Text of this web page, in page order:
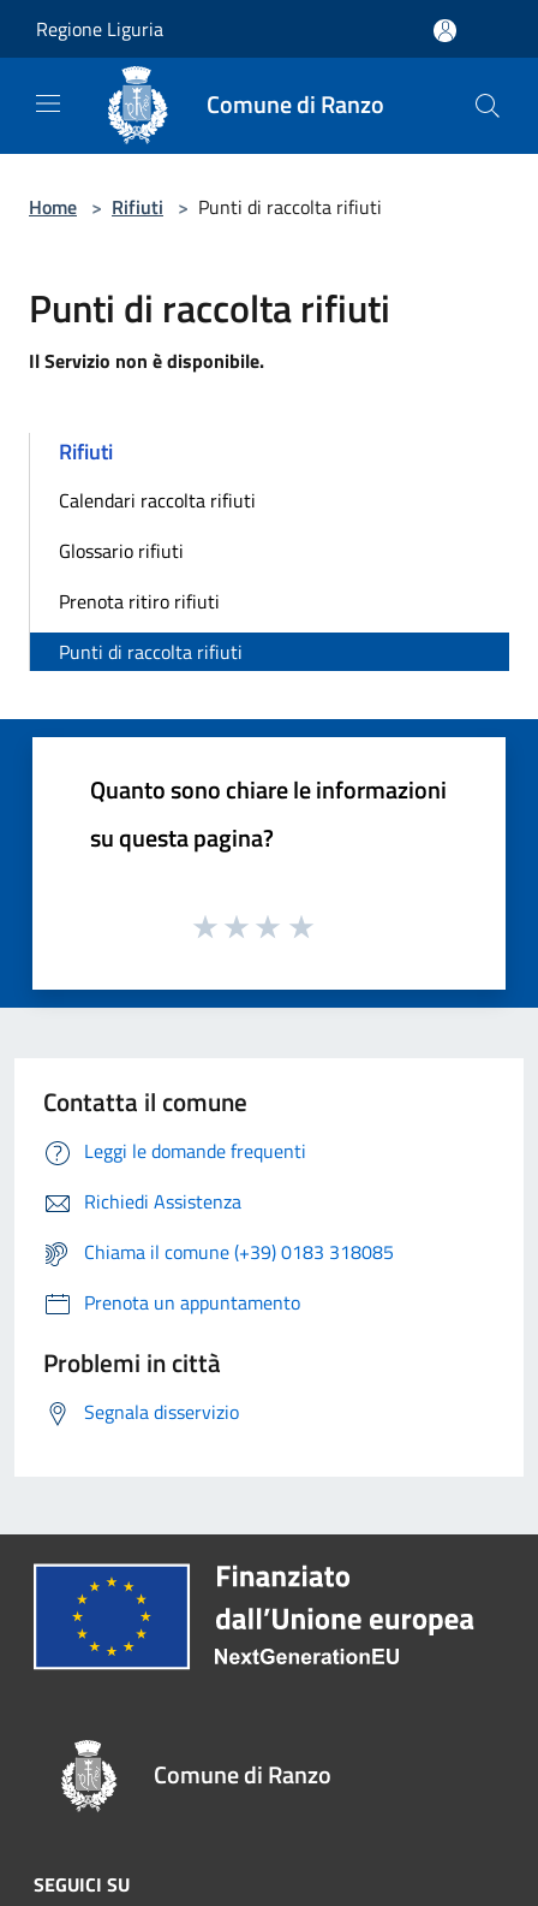
Regione Liguria
Comune di Ranzo
Home > Rifiuti > Punti di raccolta rifiuti
Punti di raccolta rifiuti
Il Servizio non è disponibile.
Rifiuti
Calendari raccolta rifiuti
Glossario rifiuti
Prenota ritiro rifiuti
Punti di raccolta rifiuti
Quanto sono chiare le informazioni
su questa pagina?
Contatta il comune
Leggi le domande frequenti
Richiedi Assistenza
Chiama il comune (+39) 0183 318085
Prenota un appuntamento
Problemi in città
Segnala disservizio
Comune di Ranzo
SEGUICI SU